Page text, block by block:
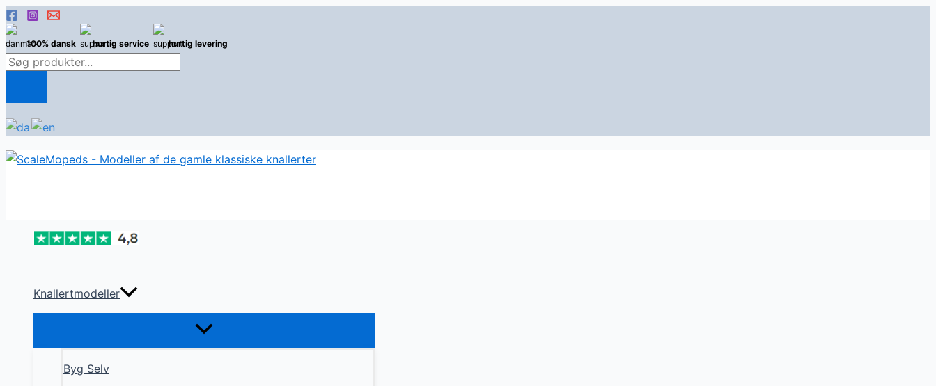
Gå
til
indholdet
100% dansk hurtig service hurtig levering
Products
Knallertmodeller
Byg Selv